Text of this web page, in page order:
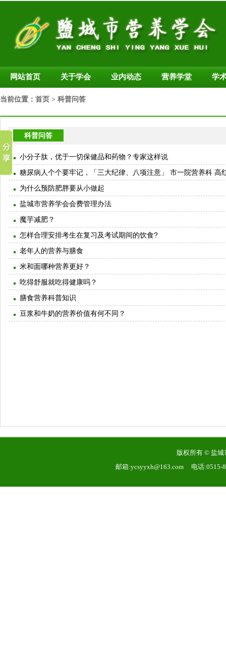
网站首页 关于学会 业内动态 营养学堂 学
当前位置： 首页 > 科普问答
科普问答
小分子肽，优于一切保健品和药物？专家这样说
糖尿病人个个要牢记，「三大纪律、八项注意」 市一院营养科 高
为什么预防肥胖要从小做起
盐城市营养学会会费管理办法
魔芋减肥？
怎样合理安排考生在复习及考试期间的饮食?
老年人的营养与膳食
米和面哪种营养更好？
吃得舒服就吃得健康吗？
膳食营养科普知识
豆浆和牛奶的营养价值有何不同？
版权所有 © 盐
邮箱:ycsyyxh@163.com 电话